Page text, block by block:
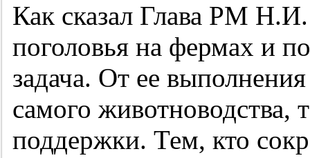
Как сказал Глава РМ
поголовья на фермах и
задача. От ее выполнения
самого животноводства,
поддержки. Тем, кто